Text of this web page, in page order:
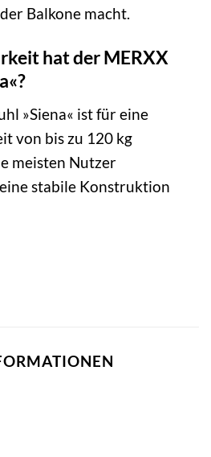
Balkone macht.
hat der MERXX
»Siena« ist für eine
von bis zu 120 kg
meisten Nutzer
stabile Konstruktion